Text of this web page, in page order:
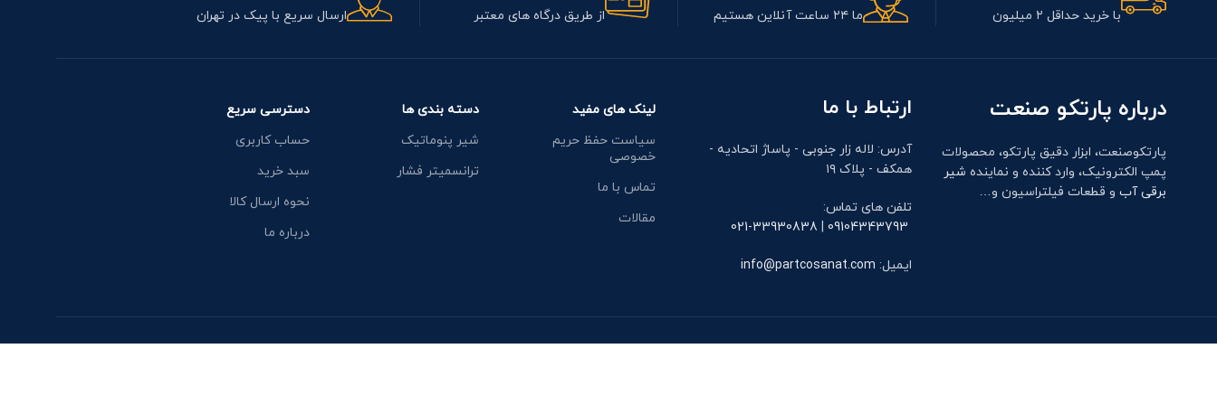
با خرید حداقل ۲ میلیون ما ۲۴ ساعت آنلاین هستیم از طریق درگاه های معتبر ارسال سریع با پیک در تهران
درباره پارتکو صنعت
پارتکوصنعت، ابزار دقیق پارتکو، محصولات
پمپ الکترونیک، وارد کننده و نماینده شیر
برقی آب و قطعات فیلتراسیون و…
ارتباط با ما
آدرس: لاله زار جنوبی - پاساژ اتحادیه -
همکف - پلاک ۱۹
تلفن های تماس:
09104343793
|
021-33930838
ایمیل: info@partcosanat.com
لینک های مفید
سیاست حفظ حریم
خصوصی
تماس با ما
مقالات
دسته بندی ها
شیر پنوماتیک
ترانسمیتر فشار
دسترسی سریع
حساب کاربری
سبد خرید
نحوه ارسال کالا
درباره ما